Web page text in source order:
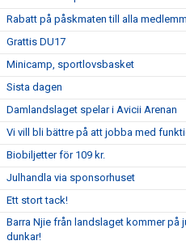
Rabatt på påskmaten till alla
Grattis DU17
Minicamp, sportlovsbasket
Sista dagen
Damlandslaget spelar i Avicii Arenan
Vi vill bli bättre på att jobba med
Biobiljetter för 109 kr.
Julhandla via sponsorhuset
Ett stort tack!
Barra Njie från landslaget kommer på
dunkar!